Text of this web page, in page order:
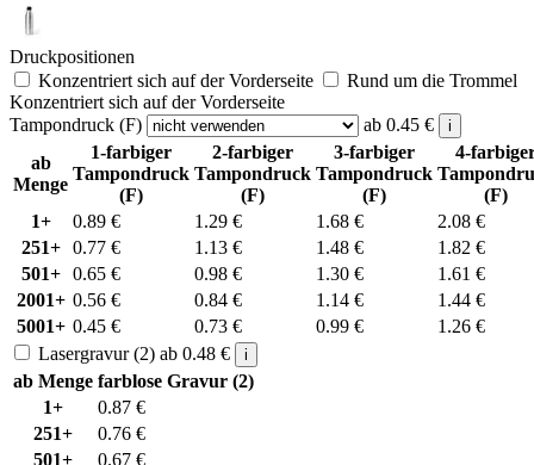
Druckpositionen
Konzentriert sich auf der Vorderseite
Rund um die Trommel
Konzentriert sich auf der Vorderseite
Tampondruck (F)
ab 0.45 € i
ab
Menge
1-farbiger
Tampondruck
(F)
2-farbiger
Tampondruck
(F)
3-farbiger
Tampondruck
(F)
4-
(F)
1+
0.89 € 1.29 € 1.68 € 2.08 €
251+
0.77 € 1.13 € 1.48 € 1.82 €
501+
0.65 € 0.98 € 1.30 € 1.61 €
2001+ 0.56 € 0.84 € 1.14 € 1.44 €
5001+ 0.45 € 0.73 € 0.99 € 1.26 €
Lasergravur (2) ab 0.48 € i
ab Menge farblose Gravur (2)
1+
0.87 €
251+
0.76 €
501+
0.67 €